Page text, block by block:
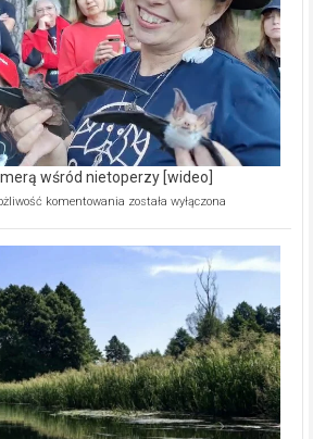
[wideo]
wśród nietoperzy [wideo]
komentowania Ekologiczne
kamerą
wśród
została wyłączona